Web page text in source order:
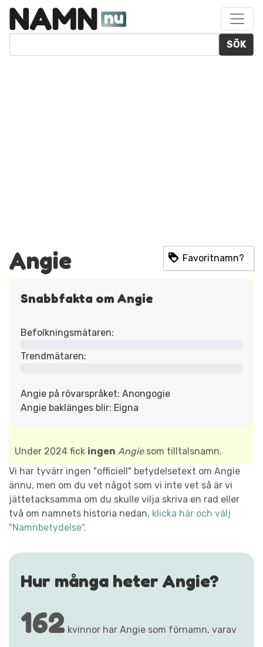
SÖK
Angie Favoritnamn?
Snabbfakta om Angie
Befolkningsmätaren:
Trendmätaren:
Angie på rövarspråket: Anongogie
Angie baklänges blir: Eigna
Under 2024 fick ingen Angiesom tilltalsnamn.
Vi har tyvärr ingen "officiell" betydelsetext om Angie
ännu, men om du vet något som vi inte vet så är vi
jättetacksamma om du skulle vilja skriva en rad eller
två om namnets historia nedan, klicka här och välj
"Namnbetydelse".
Hur många heter Angie?
162 kvinnor har Angie som förnamn, varav